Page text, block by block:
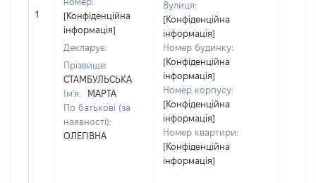
1
[Конфіденційна
інформація]
Декларує:
Прізвище:
СТАМБУЛЬСЬКА
Ім'я:
МАРТА
По батькові (за
наявності):
ОЛЕГІВНА
Вулиця:
[Конфіденційна
інформація]
Номер будинку:
[Конфіденційна
інформація]
Номер корпусу:
[Конфіденційна
інформація]
Номер квартири:
[Конфіденційна
інформація]